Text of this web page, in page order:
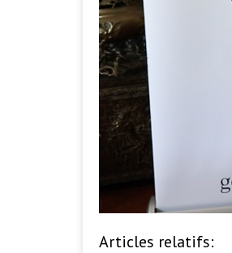
Articles relatifs: